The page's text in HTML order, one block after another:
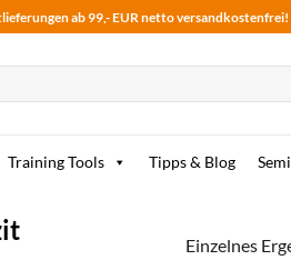
ab 99,- EUR netto versandkostenfrei!
Training Tools Tipps & Blog
Einzelnes